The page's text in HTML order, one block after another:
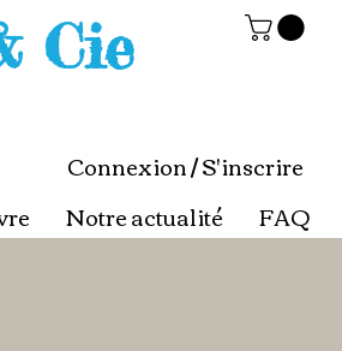
Cie
Connexion / S'inscrire
Notre actualité FAQ